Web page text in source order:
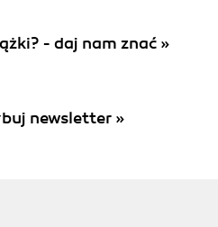
- daj nam znać »
newsletter »